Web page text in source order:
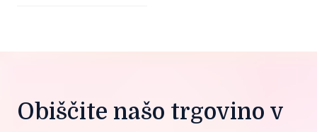
Obiščite našo trgovino v